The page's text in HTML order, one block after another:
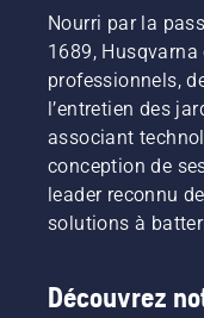
Nourri par la
1689,
professionnels,
l’entretien des
associant
conception de
leader reconnu
solutions à
Découvrez